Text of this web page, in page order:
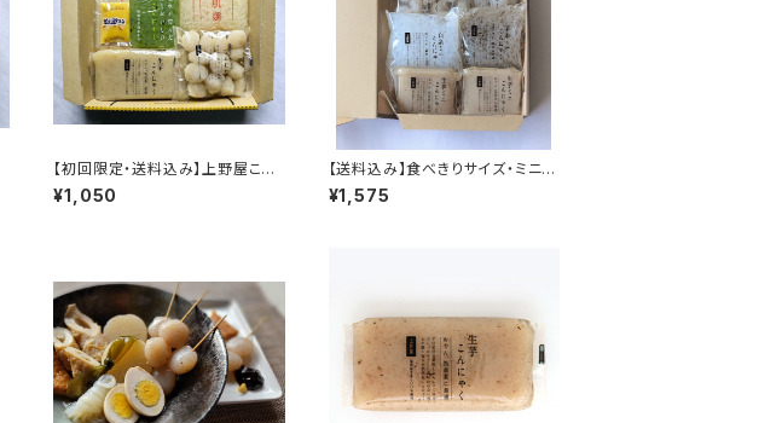
【初回限定・送料込み】上野屋こん
にゃくお試しセット②
¥1,050
【送料込み】食べきりサイズ・ミニミ
ニこんにゃくセット
¥1,575